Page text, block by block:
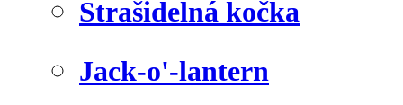
Strašidelná kočka
Jack-o'-lantern